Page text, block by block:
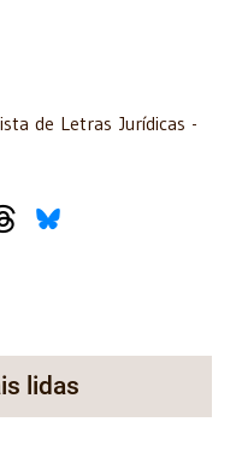
de Letras Jurídicas -
Dia - 12/07/2016de Livro - Direito
lidas